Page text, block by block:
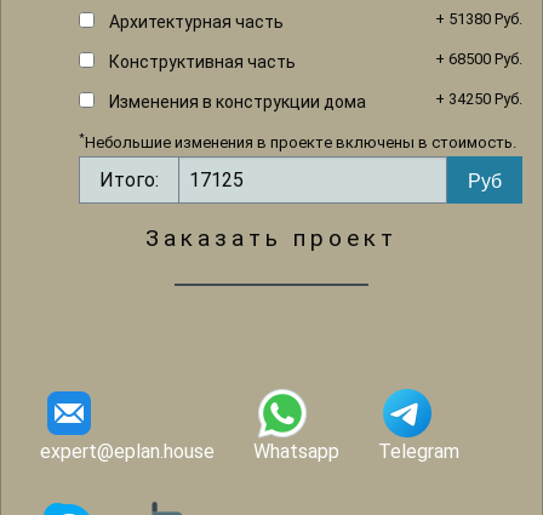
Архитектурная часть + 51380 Руб.
Конструктивная часть + 68500 Руб.
Изменения в конструкции дома + 34250 Руб.
*Небольшие изменения в проекте включены в стоимость.
Итого:
Заказать проект
expert@eplan.house Whatsapp Telegram